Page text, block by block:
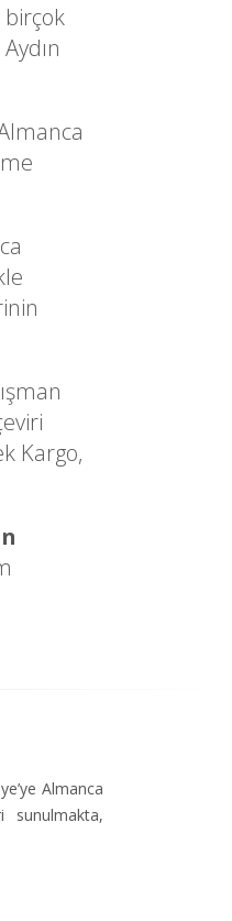
Kargo,
Almanca
sunulmakta,